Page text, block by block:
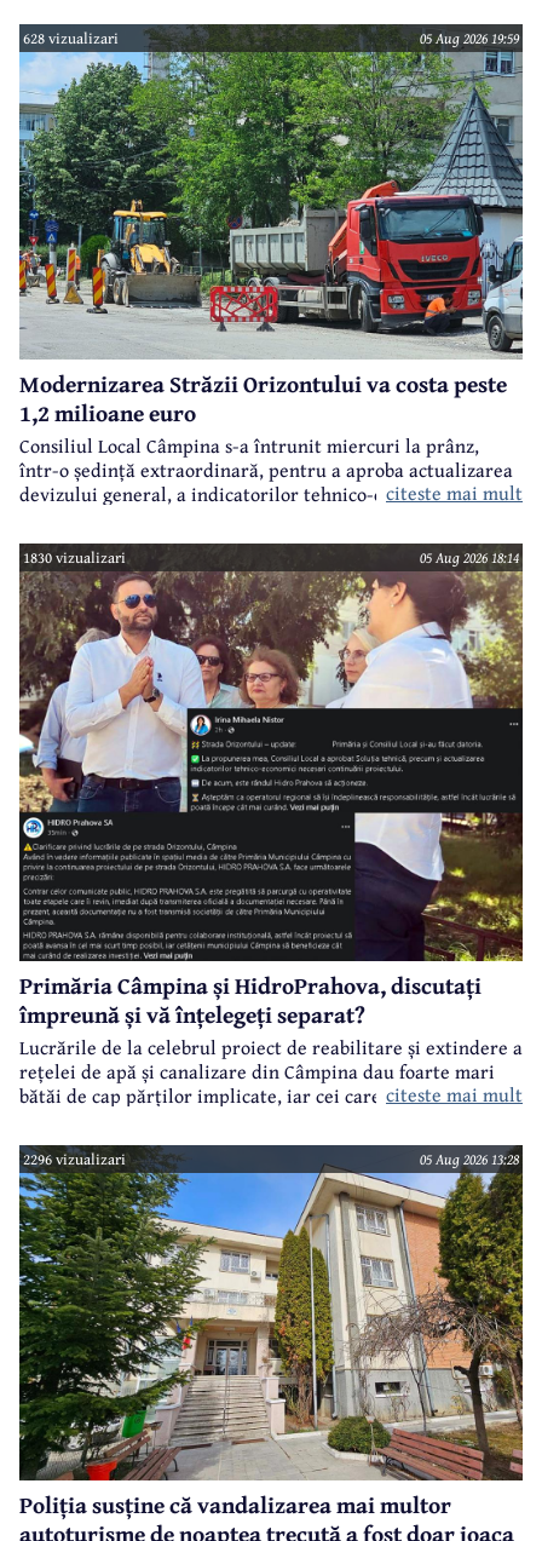
628 vizualizari 05 Aug 2026 19:59
Modernizarea Străzii Orizontului va costa peste
1,2 milioane euro
Consiliul Local Câmpina s-a întrunit miercuri la prânz,
într-o ședință extraordinară, pentru a aproba actualizarea
devizului general, a indicatorilor tehnico-economici și a
realizarea modernizării Străzii Orizontului, obiectiv
finanțat prin Programul Național de Investiții ”Anghel
Saligny”.
citeste mai mult
1830 vizualizari 05 Aug 2026 18:14
Primăria Câmpina și HidroPrahova, discutați
împreună și vă înțelegeți separat?
Lucrările de la celebrul proiect de reabilitare și extindere a
rețelei de apă și canalizare din Câmpina dau foarte mari
bătăi de cap părților implicate, iar cei care suferă sunt
Orizontului.
citeste mai mult
2296 vizualizari 05 Aug 2026 13:28
Poliția susține că vandalizarea mai multor
autoturisme de noaptea trecută a fost doar joaca